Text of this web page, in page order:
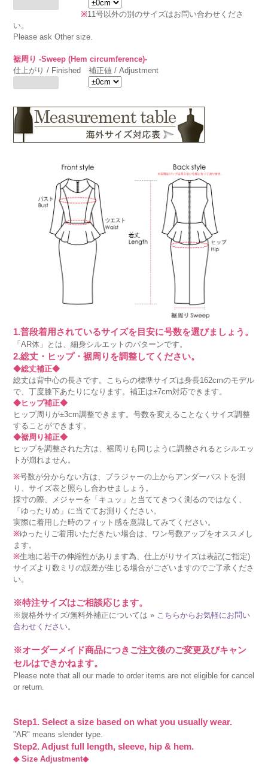
※11号以外の別のサイズはお問い合わせくださ
い。
Please ask Other size.
裾周り -Sweep (Hem circumference)-
仕上がり / Finished
補正値 / Adjustment
1.普段着用されているサイズを目安に号数を選びましょう。
「AR体」とは、細身シルエットのパターンです。
2.総丈・ヒップ・裾周りを調整してください。
◆総丈補正◆
総丈は背中心の長さです。こちらの標準サイズは身長162cmのモデル
で、丁度膝下あたりになります。補正は±7cm対応できます。
◆ヒップ補正◆
ヒップ周りが±3cm調整できます。号数を変えることなくサイズ調整
することができます。
◆裾周り補正◆
ヒップを調整された方は、裾周りも同じように調整されるとシルエッ
トが崩れません。
※号数が分からない方は、ブラジャーの上からアンダーバストを測
り、サイズ表と照らし合わせましょう。
採寸の際、メジャーを「キュッ」と当ててきつく測るのではなく、
「ゆったりめ」に当ててお測りください。
実際に着用した時のフィット感を意識してみてください。
※ゆったりご着用いただきたい場合は、ワン号数アップをオススメし
ます。
※生地に若干の伸縮性があります為、仕上がりサイズは表記(ご指定)
サイズより数ミリの誤差が生じる場合がございますのでご了承くださ
い。
※特注サイズはご相談応じます。
※規格外サイズ/無料外補正については » こちらからお気軽にお問い
合わせください。
※オーダーメイド商品につきご注文後のご変更及びキャン
セルはできかねます。
Please note that all our made to order items are not eligible for cancel
or return.
Step1. Select a size based on what you usually wear.
"AR" means slender type.
Step2. Adjust full length, sleeve, hip & hem.
◆ Size Adjustment◆